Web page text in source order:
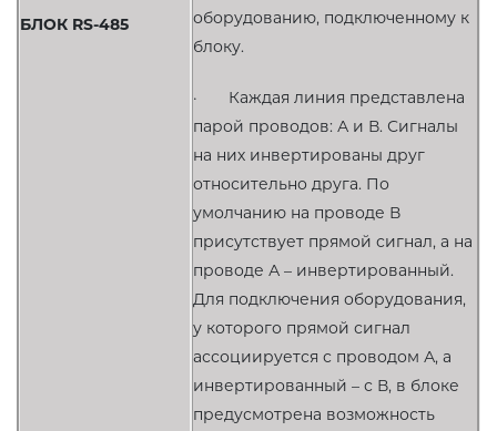
БЛОК RS-485
оборудованию, подключенному к
блоку.
· Каждая линия представлена
парой проводов: А и В. Сигналы
на них инвертированы друг
относительно друга. По
умолчанию на проводе В
присутствует прямой сигнал, а на
проводе А – инвертированный.
Для подключения оборудования,
у которого прямой сигнал
ассоциируется с проводом А, а
инвертированный – с В, в блоке
предусмотрена возможность